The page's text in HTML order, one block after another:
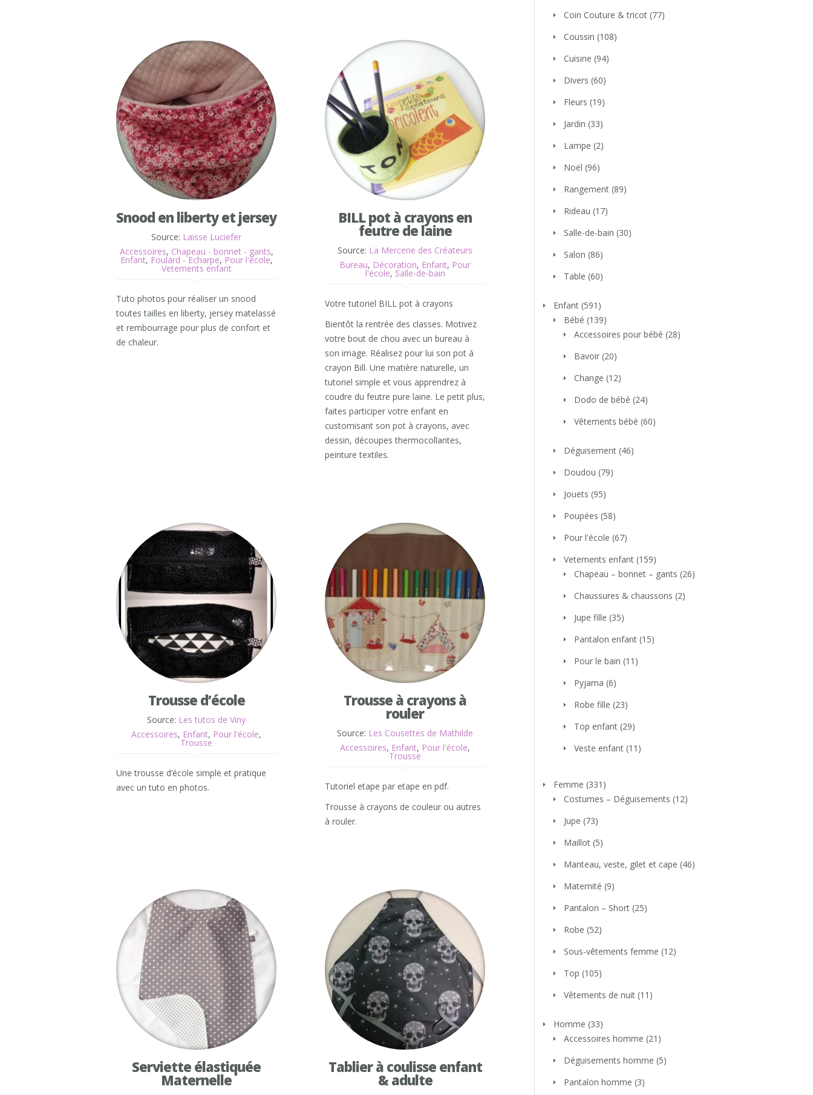
Snood en liberty et jersey
Source: Laisse Luciefer
Accessoires, Chapeau - bonnet - gants,
Enfant, Foulard - Echarpe, Pour l'école,
Vetements enfant
Tuto photos pour réaliser un snood
toutes tailles en liberty, jersey matelassé
et rembourrage pour plus de confort et
de chaleur.
BILL pot à crayons en
feutre de laine
Source: La Mercerie des Créateurs
Bureau, Décoration, Enfant, Pour
l'école, Salle-de-bain
Votre tutoriel BILL pot à crayons
Bientôt la rentrée des classes. Motivez
votre bout de chou avec un bureau à
son image. Réalisez pour lui son pot à
crayon Bill. Une matière naturelle, un
tutoriel simple et vous apprendrez à
coudre du feutre pure laine. Le petit plus,
faites participer votre enfant en
customisant son pot à crayons, avec
dessin, découpes thermocollantes,
peinture textiles.
Trousse d’école
Source: Les tutos de Viny
Accessoires, Enfant, Pour l'école,
Trousse
Une trousse d’école simple et pratique
avec un tuto en photos.
Trousse à crayons à
rouler
Source: Les Cousettes de Mathilde
Accessoires, Enfant, Pour l'école,
Trousse
Tutoriel etape par etape en pdf.
Trousse à crayons de couleur ou autres
à rouler.
Serviette élastiquée
Maternelle
Tablier à coulisse enfant
& adulte
Coin Couture & tricot (77)
Coussin (108)
Cuisine (94)
Divers (60)
Fleurs (19)
Jardin (33)
Lampe (2)
Noël (96)
Rangement (89)
Rideau (17)
Salle-de-bain (30)
Salon (86)
Table (60)
Enfant (591)
Bébé (139)
Accessoires pour bébé (28)
Bavoir (20)
Change (12)
Dodo de bébé (24)
Vêtements bébé (60)
Déguisement (46)
Doudou (79)
Jouets (95)
Poupées (58)
Pour l'école (67)
Vetements enfant (159)
Chapeau – bonnet – gants (26)
Chaussures & chaussons (2)
Jupe fille (35)
Pantalon enfant (15)
Pour le bain (11)
Pyjama (6)
Robe fille (23)
Top enfant (29)
Veste enfant (11)
Femme (331)
Costumes – Déguisements (12)
Jupe (73)
Maillot (5)
Manteau, veste, gilet et cape (46)
Maternité (9)
Pantalon – Short (25)
Robe (52)
Sous-vêtements femme (12)
Top (105)
Vêtements de nuit (11)
Homme (33)
Accessoires homme (21)
Déguisements homme (5)
Pantalon homme (3)